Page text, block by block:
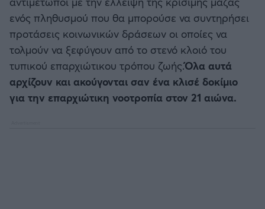
ενός πληθυσμού που θα μπορούσε να συντηρήσει
προτάσεις κοινωνικών δράσεων οι οποίες να
τολμούν να ξεφύγουν από το στενό κλοιό του
τυπικού επαρχιώτικου τρόπου ζωής.Όλα αυτά
αρχίζουν και ακούγονται σαν ένα κλισέ δοκίμιο
για την επαρχιώτικη νοοτροπία στον 21 αιώνα.